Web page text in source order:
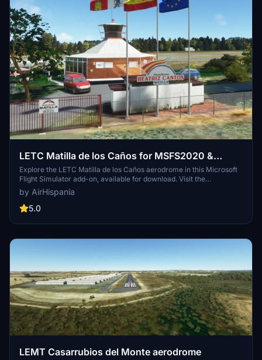
LETC Matilla de los Caños for MSFS2020 &
MSFS2024
Explore the LETC Matilla de los Caños aerodrome in this Microsoft
Flight Simulator add-on, available for download. Visit the
AirHispania website for more information.
by AirHispania
5.0
LEMT Casarrubios del Monte aerodrome